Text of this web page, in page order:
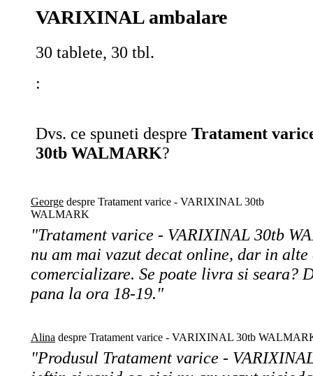
VARIXINAL ambalare
30 tablete, 30 tbl.
:
Dvs. ce spuneti despre Tratament
30tb WALMARK?
George despre Tratament varice - VARIXINAL 30tb
WALMARK
"Tratament varice - VARIXINAL 30tb
nu am mai vazut decat online, dar in
comercializare. Se poate livra si seara?
pana la ora 18-19."
Alina despre Tratament varice - VARIXINAL 30tb
"Produsul Tratament varice -